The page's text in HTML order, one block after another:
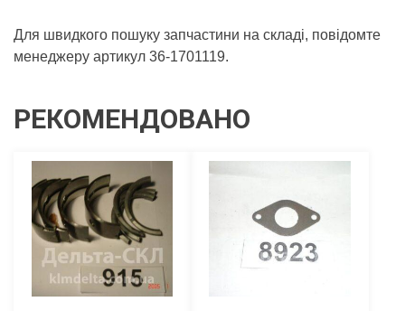
Для швидкого пошуку запчастини на складі, повідомте
менеджеру артикул 36-1701119.
РЕКОМЕНДОВАНО